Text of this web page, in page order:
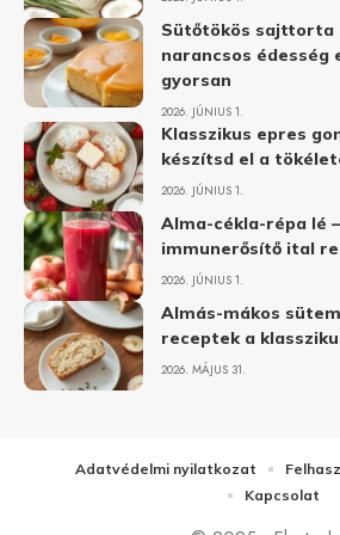
Sütőtökös sajttorta
narancsos édesség
gyorsan
2026. JÚNIUS 1.
Klasszikus epres
készítsd el a
2026. JÚNIUS 1.
Alma-cékla-répa lé
immunerősítő ital
2026. JÚNIUS 1.
Almás-mákos
receptek a
2026. MÁJUS 31.
Adatvédelmi nyilatkozat
Kapcsolat